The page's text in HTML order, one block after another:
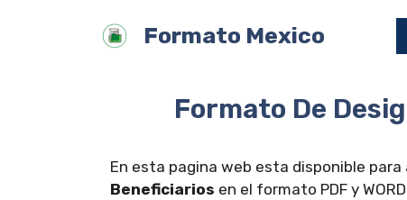
Formato Mexico
Formato De
En esta pagina web esta disponible para
Beneficiarios en el formato PDF y